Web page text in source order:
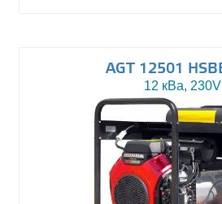
AGT 12501
12 кВа, 230V